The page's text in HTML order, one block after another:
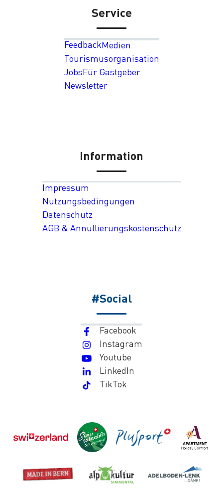
Service
FeedbackMedien
Tourismusorganisation
JobsFür Gastgeber
Newsletter
Information
Impressum
Nutzungsbedingungen
Datenschutz
AGB & Annullierungskostenschutz
#Social
Facebook
Instagram
Youtube
LinkedIn
TikTok